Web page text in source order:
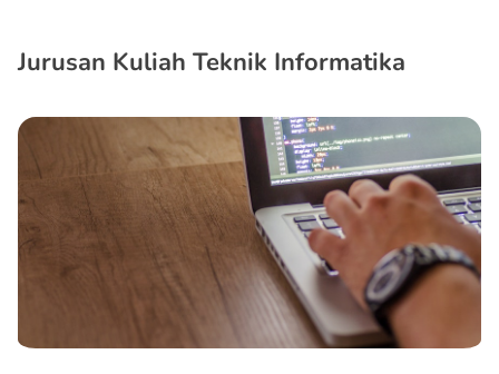
Jurusan Kuliah Teknik Informatika